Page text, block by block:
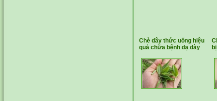
Chè dây thức uống hiệu
quả chữa bệnh dạ dày